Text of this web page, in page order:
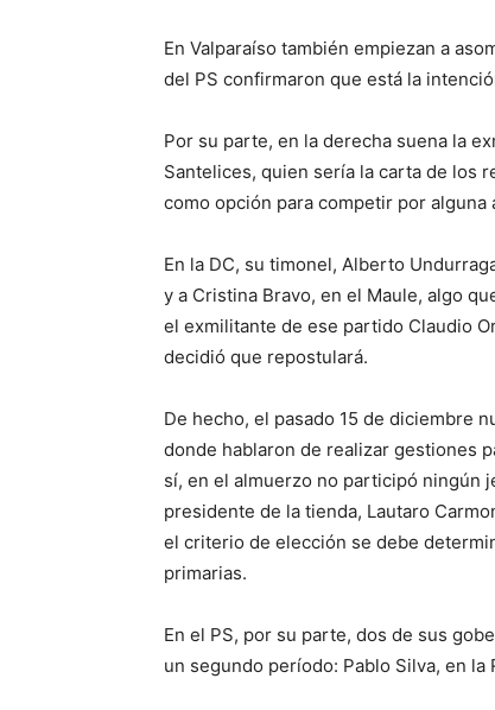
En Valparaíso también empiezan a
del PS confirmaron que está la
Por su parte, en la derecha suena la
Santelices, quien sería la carta de los
como opción para competir por alguna
En la DC, su timonel, Alberto
y a Cristina Bravo, en el Maule, algo
el exmilitante de ese partido Claudio
decidió que repostulará.
De hecho, el pasado 15 de diciembre
donde hablaron de realizar gestiones
sí, en el almuerzo no participó ningún
presidente de la tienda, Lautaro
el criterio de elección se debe
primarias.
En el PS, por su parte, dos de sus
un segundo período: Pablo Silva, en la